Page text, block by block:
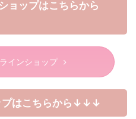
ョップはこちらから
インショップ
プはこちらから↓↓↓